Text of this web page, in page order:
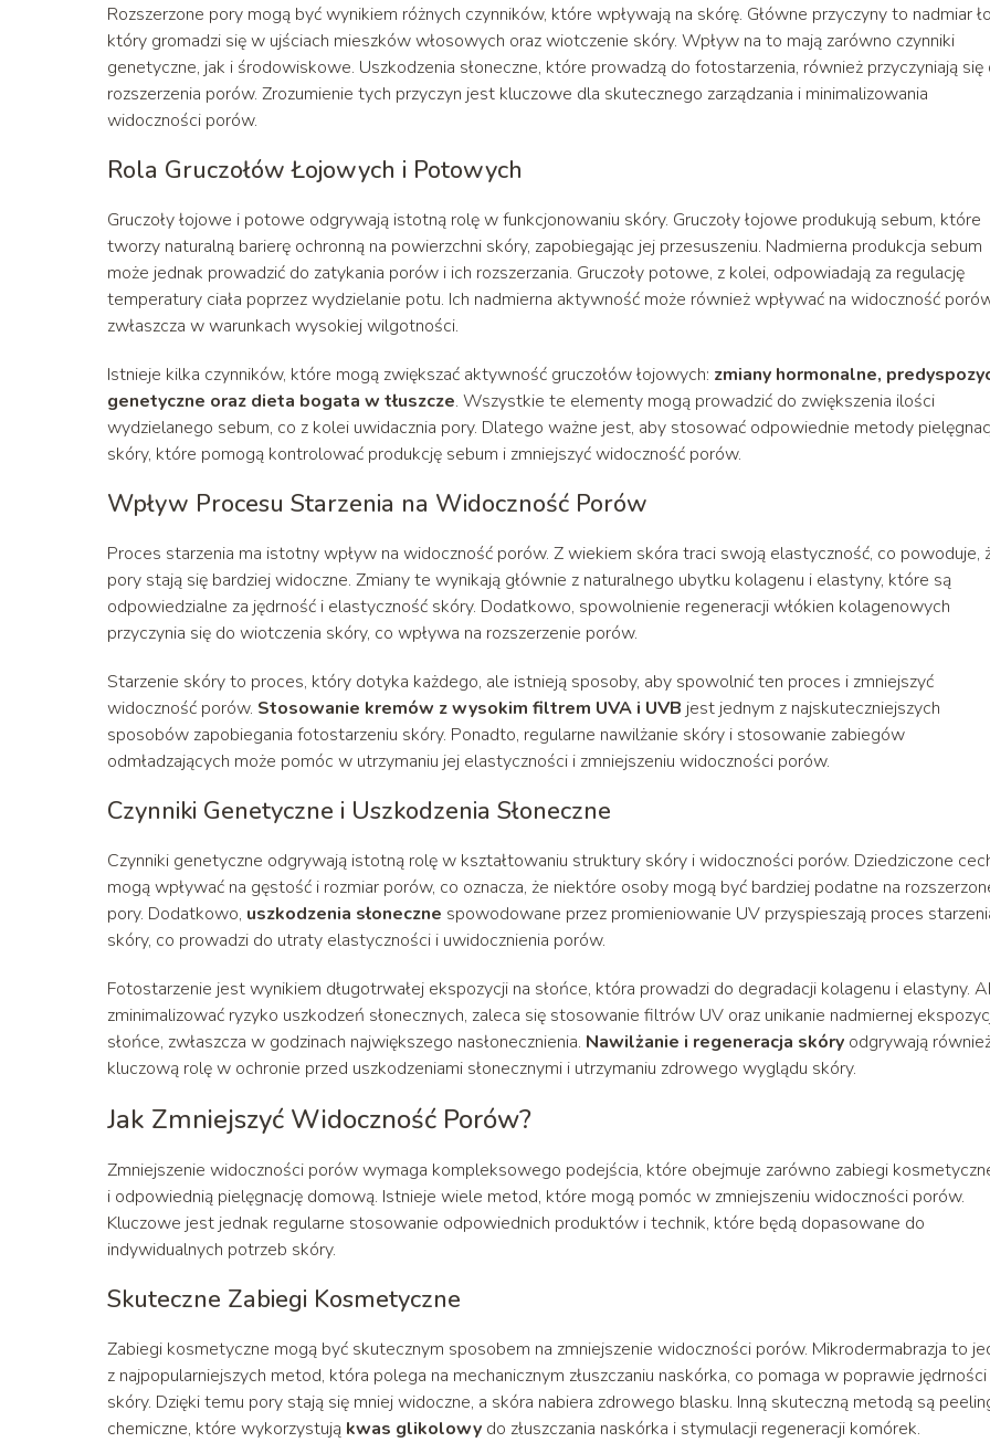
Rozszerzone pory mogą być wynikiem różnych czynników, które wpływają na skórę. Główne przyczyny to nadmiar
który gromadzi się w ujściach mieszków włosowych oraz wiotczenie skóry. Wpływ na to mają zarówno czynniki
genetyczne, jak i środowiskowe. Uszkodzenia słoneczne, które prowadzą do fotostarzenia, również przyczyniają się
rozszerzenia porów. Zrozumienie tych przyczyn jest kluczowe dla skutecznego zarządzania i minimalizowania
widoczności porów.
Rola Gruczołów Łojowych i Potowych
Gruczoły łojowe i potowe odgrywają istotną rolę w funkcjonowaniu skóry. Gruczoły łojowe produkują sebum, które
tworzy naturalną barierę ochronną na powierzchni skóry, zapobiegając jej przesuszeniu. Nadmierna produkcja sebum
może jednak prowadzić do zatykania porów i ich rozszerzania. Gruczoły potowe, z kolei, odpowiadają za regulację
temperatury ciała poprzez wydzielanie potu. Ich nadmierna aktywność może również wpływać na widoczność
zwłaszcza w warunkach wysokiej wilgotności.
Istnieje kilka czynników, które mogą zwiększać aktywność gruczołów łojowych: zmiany hormonalne,
genetyczne oraz dieta bogata w tłuszcze. Wszystkie te elementy mogą prowadzić do zwiększenia ilości
wydzielanego sebum, co z kolei uwidacznia pory. Dlatego ważne jest, aby stosować odpowiednie metody
skóry, które pomogą kontrolować produkcję sebum i zmniejszyć widoczność porów.
Wpływ Procesu Starzenia na Widoczność Porów
Proces starzenia ma istotny wpływ na widoczność porów. Z wiekiem skóra traci swoją elastyczność, co powoduje,
pory stają się bardziej widoczne. Zmiany te wynikają głównie z naturalnego ubytku kolagenu i elastyny, które są
odpowiedzialne za jędrność i elastyczność skóry. Dodatkowo, spowolnienie regeneracji włókien kolagenowych
przyczynia się do wiotczenia skóry, co wpływa na rozszerzenie porów.
Starzenie skóry to proces, który dotyka każdego, ale istnieją sposoby, aby spowolnić ten proces i zmniejszyć
widoczność porów. Stosowanie kremów z wysokim filtrem UVA i UVB jest jednym z najskuteczniejszych
sposobów zapobiegania fotostarzeniu skóry. Ponadto, regularne nawilżanie skóry i stosowanie zabiegów
odmładzających może pomóc w utrzymaniu jej elastyczności i zmniejszeniu widoczności porów.
Czynniki Genetyczne i Uszkodzenia Słoneczne
Czynniki genetyczne odgrywają istotną rolę w kształtowaniu struktury skóry i widoczności porów. Dziedziczone
mogą wpływać na gęstość i rozmiar porów, co oznacza, że niektóre osoby mogą być bardziej podatne na
pory. Dodatkowo, uszkodzenia słoneczne spowodowane przez promieniowanie UV przyspieszają proces
skóry, co prowadzi do utraty elastyczności i uwidocznienia porów.
Fotostarzenie jest wynikiem długotrwałej ekspozycji na słońce, która prowadzi do degradacji kolagenu i elastyny.
zminimalizować ryzyko uszkodzeń słonecznych, zaleca się stosowanie filtrów UV oraz unikanie nadmiernej
słońce, zwłaszcza w godzinach największego nasłonecznienia. Nawilżanie i regeneracja skóry odgrywają
kluczową rolę w ochronie przed uszkodzeniami słonecznymi i utrzymaniu zdrowego wyglądu skóry.
Jak Zmniejszyć Widoczność Porów?
Zmniejszenie widoczności porów wymaga kompleksowego podejścia, które obejmuje zarówno zabiegi
i odpowiednią pielęgnację domową. Istnieje wiele metod, które mogą pomóc w zmniejszeniu widoczności porów.
Kluczowe jest jednak regularne stosowanie odpowiednich produktów i technik, które będą dopasowane do
indywidualnych potrzeb skóry.
Skuteczne Zabiegi Kosmetyczne
Zabiegi kosmetyczne mogą być skutecznym sposobem na zmniejszenie widoczności porów. Mikrodermabrazja to
z najpopularniejszych metod, która polega na mechanicznym złuszczaniu naskórka, co pomaga w poprawie jędrności
skóry. Dzięki temu pory stają się mniej widoczne, a skóra nabiera zdrowego blasku. Inną skuteczną metodą są
chemiczne, które wykorzystują kwas glikolowy do złuszczania naskórka i stymulacji regeneracji komórek.